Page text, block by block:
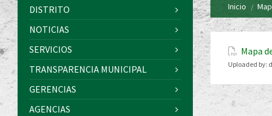
Inicio
Mapa
Uploaded by:
DISTRITO
NOTICIAS
SERVICIOS
TRANSPARENCIA MUNICIPAL
GERENCIAS
AGENCIAS